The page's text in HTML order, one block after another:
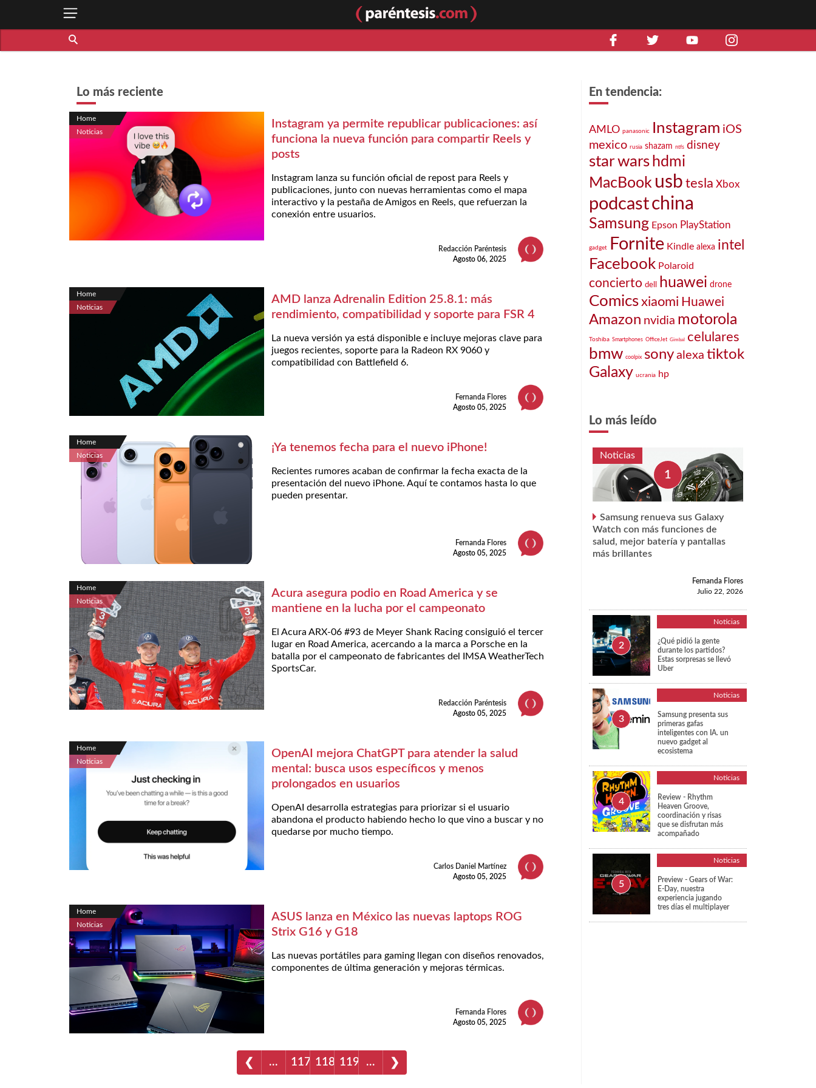
Lo más reciente
Home
Noticias
Instagram ya permite republicar publicaciones: así
funciona la nueva función para compartir Reels y
posts
Instagram lanza su función oficial de repost para Reels y
publicaciones, junto con nuevas herramientas como el mapa
interactivo y la pestaña de Amigos en Reels, que refuerzan la
conexión entre usuarios.
Redacción Paréntesis
Agosto 06, 2025
Home
Noticias
AMD lanza Adrenalin Edition 25.8.1: más
rendimiento, compatibilidad y soporte para FSR 4
La nueva versión ya está disponible e incluye mejoras clave para
juegos recientes, soporte para la Radeon RX 9060 y
compatibilidad con Battlefield 6.
Fernanda Flores
Agosto 05, 2025
Home
Noticias
¡Ya tenemos fecha para el nuevo iPhone!
Recientes rumores acaban de confirmar la fecha exacta de la
presentación del nuevo iPhone. Aquí te contamos hasta lo que
pueden presentar.
Fernanda Flores
Agosto 05, 2025
Home
Noticias
Acura asegura podio en Road America y se
mantiene en la lucha por el campeonato
El Acura ARX-06 #93 de Meyer Shank Racing consiguió el tercer
lugar en Road America, acercando a la marca a Porsche en la
batalla por el campeonato de fabricantes del IMSA WeatherTech
SportsCar.
Redacción Paréntesis
Agosto 05, 2025
Home
Noticias
OpenAI mejora ChatGPT para atender la salud
mental: busca usos específicos y menos
prolongados en usuarios
OpenAI desarrolla estrategias para priorizar si el usuario
abandona el producto habiendo hecho lo que vino a buscar y no
quedarse por mucho tiempo.
Carlos Daniel Martínez
Agosto 05, 2025
Home
Noticias
ASUS lanza en México las nuevas laptops ROG
Strix G16 y G18
Las nuevas portátiles para gaming llegan con diseños renovados,
componentes de última generación y mejoras térmicas.
Fernanda Flores
Agosto 05, 2025
❮ … 117 118 119 … ❯
En tendencia:
AMLO panasonic Instagram iOS
mexico rusia shazam ntfs disney
star wars hdmi
MacBook usb tesla Xbox
podcastchina
Samsung Epson PlayStation
gadget Fornite Kindle alexa intel
Facebook Polaroid
concierto dell huawei drone
Comicsxiaomi Huawei
Amazon nvidia motorola
Toshiba Smartphones OfficeJet Gimbal celulares
bmw coolpix sony alexa tiktok
Galaxy ucrania hp
Lo más leído
Noticias
Samsung renueva sus Galaxy
Watch con más funciones de
salud, mejor batería y pantallas
más brillantes
Fernanda Flores
Julio 22, 2026
Noticias
¿Qué pidió la gente
durante los partidos?
Estas sorpresas se llevó
Uber
Noticias
Samsung presenta sus
primeras gafas
inteligentes con IA. un
nuevo gadget al
ecosistema
Noticias
Review - Rhythm
Heaven Groove,
coordinación y risas
que se disfrutan más
acompañado
Noticias
Preview - Gears of War:
E-Day, nuestra
experiencia jugando
tres días el multiplayer